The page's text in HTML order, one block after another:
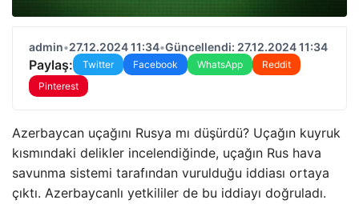
admin•27.12.2024 11:34•Güncellendi: 27.12.2024 11:34
Paylaş: Twitter Facebook WhatsApp
Reddit
Pinterest
Azerbaycan uçağını Rusya mı düşürdü? Uçağın kuyruk
kısmındaki delikler incelendiğinde, uçağın Rus hava
savunma sistemi tarafından vurulduğu iddiası ortaya
çıktı. Azerbaycanlı yetkililer de bu iddiayı doğruladı.